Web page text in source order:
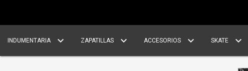
INDUMENTARIA ZAPATILLAS ACCESORIOS SKATE